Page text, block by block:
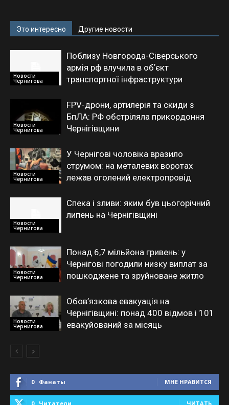
Это интересно Другие новости
Новости
Чернигова
Поблизу Новгорода-Сіверського
армія рф влучила в обʼєкт
транспортної інфраструктури
Новости
Чернигова
FPV-дрони, артилерія та скиди з
БпЛА: РФ обстріляла прикордоння
Чернігівщини
Новости
Чернигова
У Чернігові чоловіка вразило
струмом: на металевих воротах
лежав оголений електропровід
Новости
Чернигова
Спека і зливи: яким був цьогорічний
липень на Чернігівщині
Новости
Чернигова
Понад 6,7 мільйона гривень: у
Чернігові погодили низку виплат за
пошкоджене та зруйноване житло
Новости
Чернигова
Обов’язкова евакуація на
Чернігівщині: понад 400 відмов і 101
евакуйований за місяць
0 Фанаты МНЕ НРАВИТСЯ
0 Читатели ЧИТАТЬ